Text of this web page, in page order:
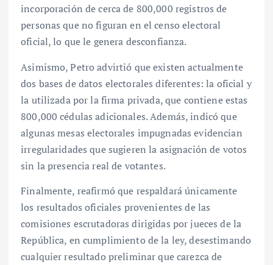
incorporación de cerca de 800,000 registros de
personas que no figuran en el censo electoral
oficial, lo que le genera desconfianza.
Asimismo, Petro advirtió que existen actualmente
dos bases de datos electorales diferentes: la oficial y
la utilizada por la firma privada, que contiene estas
800,000 cédulas adicionales. Además, indicó que
algunas mesas electorales impugnadas evidencian
irregularidades que sugieren la asignación de votos
sin la presencia real de votantes.
Finalmente, reafirmó que respaldará únicamente
los resultados oficiales provenientes de las
comisiones escrutadoras dirigidas por jueces de la
República, en cumplimiento de la ley, desestimando
cualquier resultado preliminar que carezca de